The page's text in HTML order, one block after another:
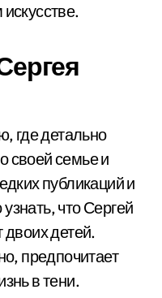
где детально
своей семье и
публикаций и
что Сергей
детей.
предпочитает
в тени.